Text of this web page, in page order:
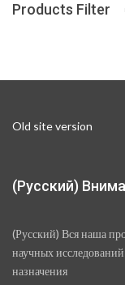
Products Filter
Old site version
(Русский)
(Русский) Вся наша
научных
назначения